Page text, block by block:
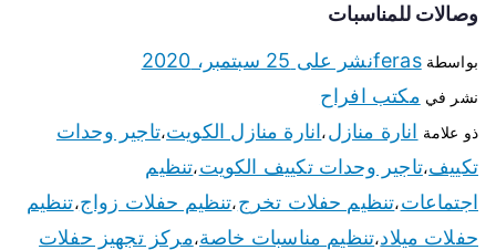
وصالات للمناسبات
بواسطةferasنشر على 25 سبتمبر، 2020
نشر في مكتب افراح
ذو علامة انارة منازل،انارة منازل الكويت،تاجير وحدات
تكييف،تاجير وحدات تكييف الكويت،تنظيم
اجتماعات،تنظيم حفلات تخرج،تنظيم حفلات زواج،تنظيم
حفلات ميلاد،تنظيم مناسبات خاصة،مركز تجهيز حفلات